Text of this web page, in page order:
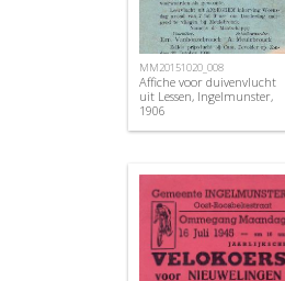
MM20151020_008
Affiche voor duivenvlucht
uit Lessen, Ingelmunster,
1906